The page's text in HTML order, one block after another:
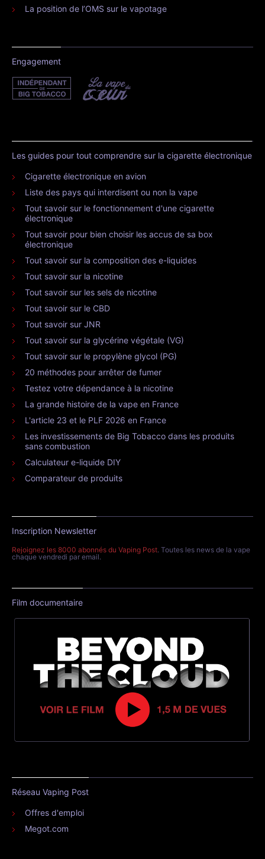
La position de l’OMS sur le vapotage
Engagement
Les guides pour tout comprendre sur la cigarette électronique
Cigarette électronique en avion
Liste des pays qui interdisent ou non la vape
Tout savoir sur le fonctionnement d'une cigarette
électronique
Tout savoir pour bien choisir les accus de sa box
électronique
Tout savoir sur la composition des e-liquides
Tout savoir sur la nicotine
Tout savoir sur les sels de nicotine
Tout savoir sur le CBD
Tout savoir sur JNR
Tout savoir sur la glycérine végétale (VG)
Tout savoir sur le propylène glycol (PG)
20 méthodes pour arrêter de fumer
Testez votre dépendance à la nicotine
La grande histoire de la vape en France
L'article 23 et le PLF 2026 en France
Les investissements de Big Tobacco dans les produits
sans combustion
Calculateur e-liquide DIY
Comparateur de produits
Inscription Newsletter
Rejoignez les 8000 abonnés du Vaping Post. Toutes les news de la vape
chaque vendredi par email.
Film documentaire
Réseau Vaping Post
Offres d'emploi
Megot.com